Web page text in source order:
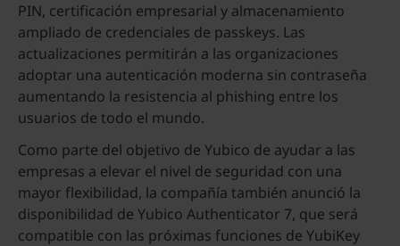
PIN, certificación empresarial y almacenamiento
ampliado de credenciales de passkeys. Las
actualizaciones permitirán a las organizaciones
adoptar una autenticación moderna sin contraseña
aumentando la resistencia al phishing entre los
usuarios de todo el mundo.
Como parte del objetivo de Yubico de ayudar a las
empresas a elevar el nivel de seguridad con una
mayor flexibilidad, la compañía también anunció la
disponibilidad de Yubico Authenticator 7, que será
compatible con las próximas funciones de YubiKey